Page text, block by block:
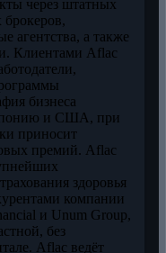
через штатных
брокеров,
агентства, а также
Клиентами Aflac
бизнеса
и США, при
приносит
премий. Aflac
здоровья
компании
и Unum Group,
без
Aflac ведёт